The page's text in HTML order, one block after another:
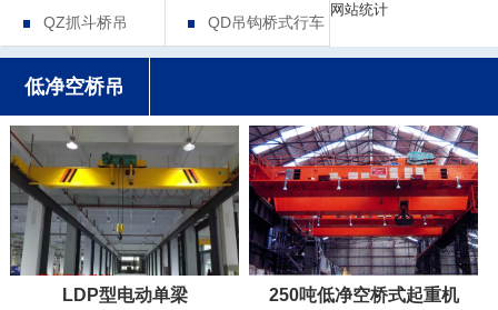
QZ抓斗桥吊 QD吊钩桥式行车
低净空桥吊
LDP型电动单梁 250吨低净空桥式起重机
网站统计